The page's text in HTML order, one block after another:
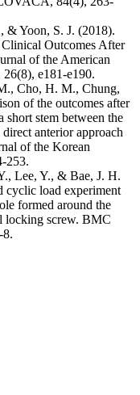
& Yoon, S. J. (2018).
Outcomes After
of the American
e181-e190.
Cho, H. M., Chung,
of the outcomes after
stem between the
anterior approach
of the Korean
253.
Lee, Y., & Bae, J. H.
cyclic load experiment
formed around the
locking screw. BMC
8.